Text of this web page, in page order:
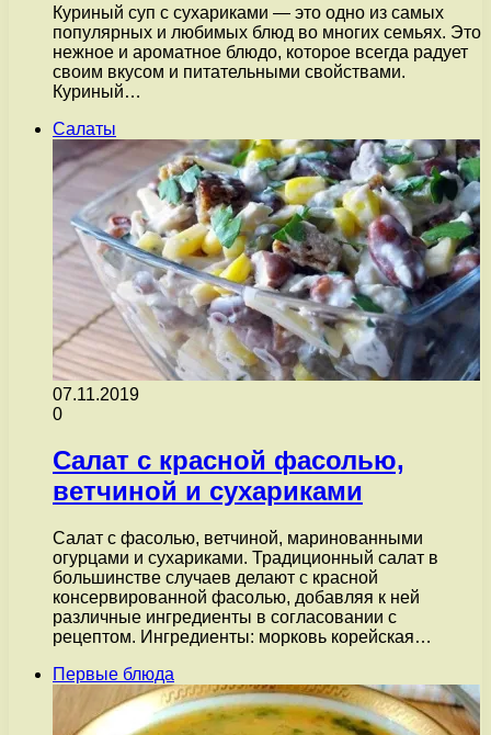
Куриный суп с сухариками — это одно из самых
популярных и любимых блюд во многих семьях. Это
нежное и ароматное блюдо, которое всегда радует
своим вкусом и питательными свойствами.
Куриный…
Салаты
07.11.2019
0
Салат с красной фасолью,
ветчиной и сухариками
Салат с фасолью, ветчиной, маринованными
огурцами и сухариками. Традиционный салат в
большинстве случаев делают с красной
консервированной фасолью, добавляя к ней
различные ингредиенты в согласовании с
рецептом. Ингредиенты: морковь корейская…
Первые блюда